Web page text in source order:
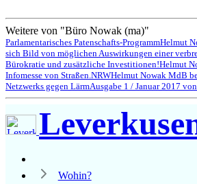
Weitere von "Büro Nowak (ma)"
Parlamentarisches Patenschafts-ProgrammHelmut
sich Bild von möglichen Auswirkungen einer
Bürokratie und zusätzliche Investitionen!Helmut
Infomesse von Straßen.NRWHelmut Nowak MdB
Netzwerks gegen LärmAusgabe 1 / Januar 2017
Wohin?